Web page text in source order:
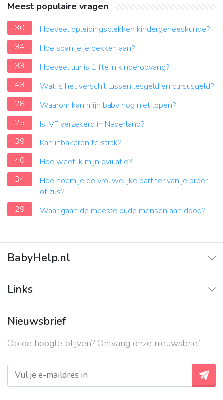
Meest populaire vragen
30
Hoeveel opleidingsplekken kindergeneeskunde?
34
Hoe span je je bekken aan?
33
Hoeveel uur is 1 fte in kinderopvang?
43
Wat is het verschil tussen lesgeld en cursusgeld?
28
Waarom kan mijn baby nog niet lopen?
25
Is IVF verzekerd in Nederland?
39
Kan inbakeren te strak?
40
Hoe weet ik mijn ovulatie?
34
Hoe noem je de vrouwelijke partner van je broer
of zus?
29
Waar gaan de meeste oude mensen aan dood?
BabyHelp.nl
Vraag & Antwoord
Links
Contact
Over ons
Privacy beleid
Nieuwsbrief
Op de hoogte blijven? Ontvang onze nieuwsbrief